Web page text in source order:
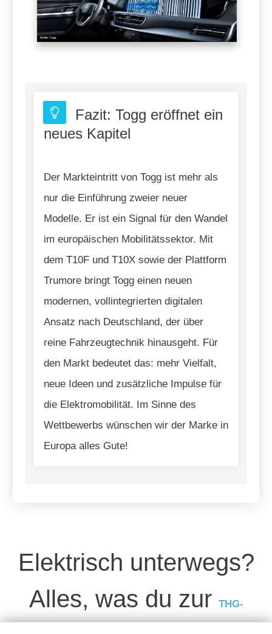
Fazit: Togg eröffnet ein
neues Kapitel
Der Markteintritt von Togg ist mehr als
nur die Einführung zweier neuer
Modelle. Er ist ein Signal für den Wandel
im europäischen Mobilitätssektor. Mit
dem T10F und T10X sowie der Plattform
Trumore bringt Togg einen neuen
modernen, vollintegrierten digitalen
Ansatz nach Deutschland, der über
reine Fahrzeugtechnik hinausgeht. Für
den Markt bedeutet das: mehr Vielfalt,
neue Ideen und zusätzliche Impulse für
die Elektromobilität. Im Sinne des
Wettbewerbs wünschen wir der Marke in
Europa alles Gute!
Elektrisch unterwegs?
Alles, was du zur THG-